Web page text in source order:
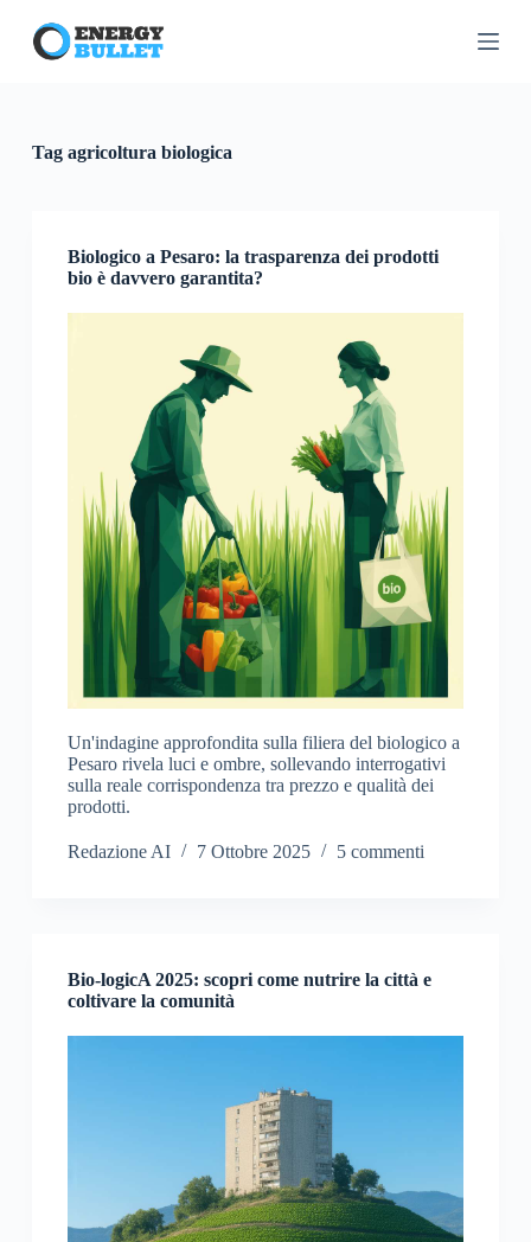
Tagagricoltura biologica
Biologico a Pesaro: la trasparenza dei prodotti
bio è davvero garantita?
Un'indagine approfondita sulla filiera del biologico a
Pesaro rivela luci e ombre, sollevando interrogativi
sulla reale corrispondenza tra prezzo e qualità dei
prodotti.
Redazione AI 7 Ottobre 2025 5 commenti
Bio-logicA 2025: scopri come nutrire la città e
coltivare la comunità